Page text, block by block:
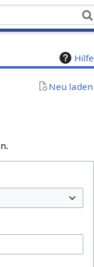
Hilfe
Neu laden